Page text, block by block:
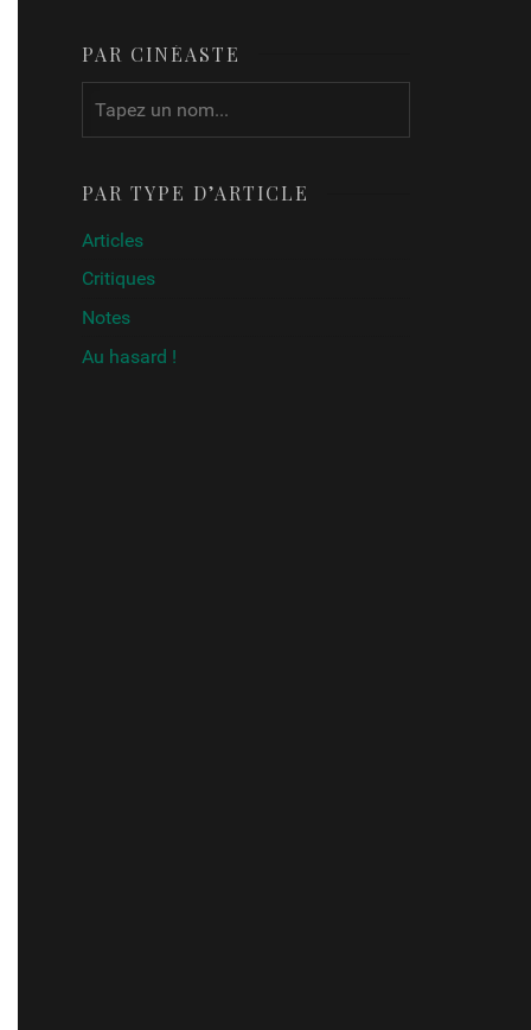
PAR CINÉASTE
PAR TYPE D’ARTICLE
Articles
Critiques
Notes
Au hasard !